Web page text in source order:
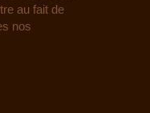
au fait de
nos